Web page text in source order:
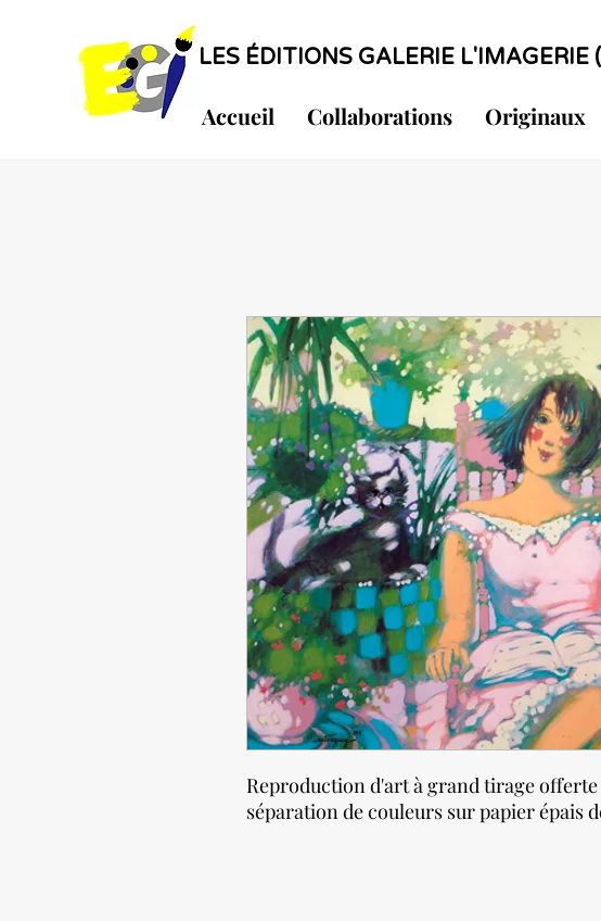
LES ÉDITIONS GALERIE L'IMAGERIE
Accueil Collaborations Originaux
Reproduction d'art à grand tirage
séparation de couleurs sur papier épais